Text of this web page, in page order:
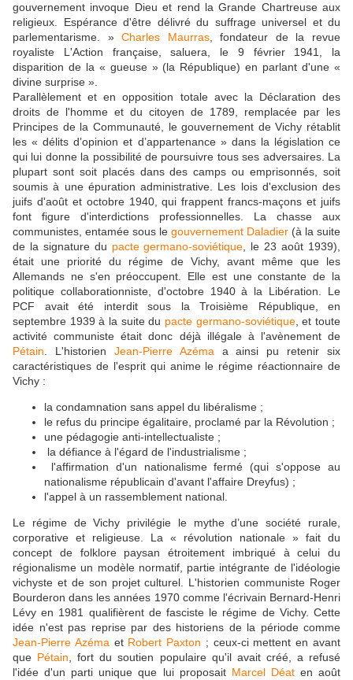
gouvernement invoque Dieu et rend la Grande Chartreuse aux
religieux. Espérance d'être délivré du suffrage universel et du
parlementarisme. »Charles Maurras, fondateur de la revue
royaliste L'Action française, saluera, le 9 février 1941, la
disparition de la « gueuse » (la République) en parlant d'une «
divine surprise ».
Parallèlement et en opposition totale avec la Déclaration des
droits de l'homme et du citoyen de 1789, remplacée par les
Principes de la Communauté, le gouvernement de Vichy rétablit
les « délits d’opinion et d’appartenance » dans la législation ce
qui lui donne la possibilité de poursuivre tous ses adversaires. La
plupart sont soit placés dans des camps ou emprisonnés, soit
soumis à une épuration administrative. Les lois d'exclusion des
juifs d'août et octobre 1940, qui frappent francs-maçons et juifs
font figure d'interdictions professionnelles. La chasse aux
communistes, entamée sous le gouvernement Daladier (à la suite
de la signature du pacte germano-soviétique, le 23 août 1939),
était une priorité du régime de Vichy, avant même que les
Allemands ne s'en préoccupent. Elle est une constante de la
politique collaborationniste, d'octobre 1940 à la Libération. Le
PCF avait été interdit sous la Troisième République, en
septembre 1939 à la suite du pacte germano-soviétique, et toute
activité communiste était donc déjà illégale à l'avènement de
Pétain. L'historien Jean-Pierre Azémaa ainsi pu retenir six
caractéristiques de l'esprit qui anime le régime réactionnaire de
Vichy :
la condamnation sans appel du libéralisme ;
le refus du principe égalitaire, proclamé par la Révolution ;
une pédagogie anti-intellectualiste ;
la défiance à l'égard de l'industrialisme ;
l'affirmation d'un nationalisme fermé (qui s'oppose au
nationalisme républicain d'avant l'affaire Dreyfus) ;
l'appel à un rassemblement national.
Le régime de Vichy privilégie le mythe d’une société rurale,
corporative et religieuse. La « révolution nationale » fait du
concept de folklore paysan étroitement imbriqué à celui du
régionalisme un modèle normatif, partie intégrante de l'idéologie
vichyste et de son projet culturel. L'historien communiste Roger
Bourderon dans les années 1970 comme l'écrivain Bernard-Henri
Lévy en 1981 qualifièrent de fasciste le régime de Vichy. Cette
idée n'est pas reprise par des historiens de la période comme
Jean-Pierre Azémaet Robert Paxton ; ceux-ci mettent en avant
que Pétain, fort du soutien populaire qu'il avait créé, a refusé
l'idée d'un parti unique que lui proposait Marcel Déaten août